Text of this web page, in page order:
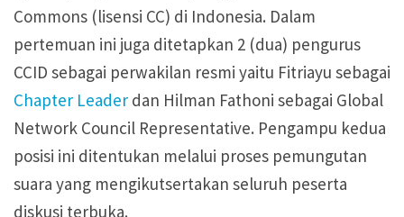
Commons (lisensi CC) di Indonesia. Dalam
pertemuan ini juga ditetapkan 2 (dua) pengurus
CCID sebagai perwakilan resmi yaitu Fitriayu sebagai
Chapter Leader dan Hilman Fathoni sebagai Global
Network Council Representative. Pengampu kedua
posisi ini ditentukan melalui proses pemungutan
suara yang mengikutsertakan seluruh peserta
diskusi terbuka.